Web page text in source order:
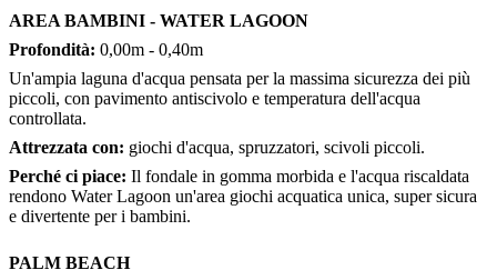
AREA BAMBINI - WATER LAGOON
Profondità: 0,00m - 0,40m
Un'ampia laguna d'acqua pensata per la massima sicurezza dei più
piccoli, con pavimento antiscivolo e temperatura dell'acqua
controllata.
Attrezzata con: giochi d'acqua, spruzzatori, scivoli piccoli.
Perché ci piace: Il fondale in gomma morbida e l'acqua riscaldata
rendono Water Lagoon un'area giochi acquatica unica, super sicura
e divertente per i bambini.
PALM BEACH